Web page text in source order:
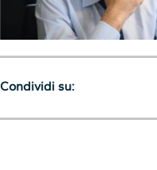
Condividi su: